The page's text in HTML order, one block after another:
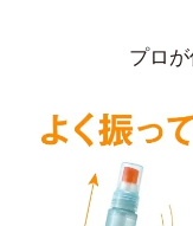
プロ